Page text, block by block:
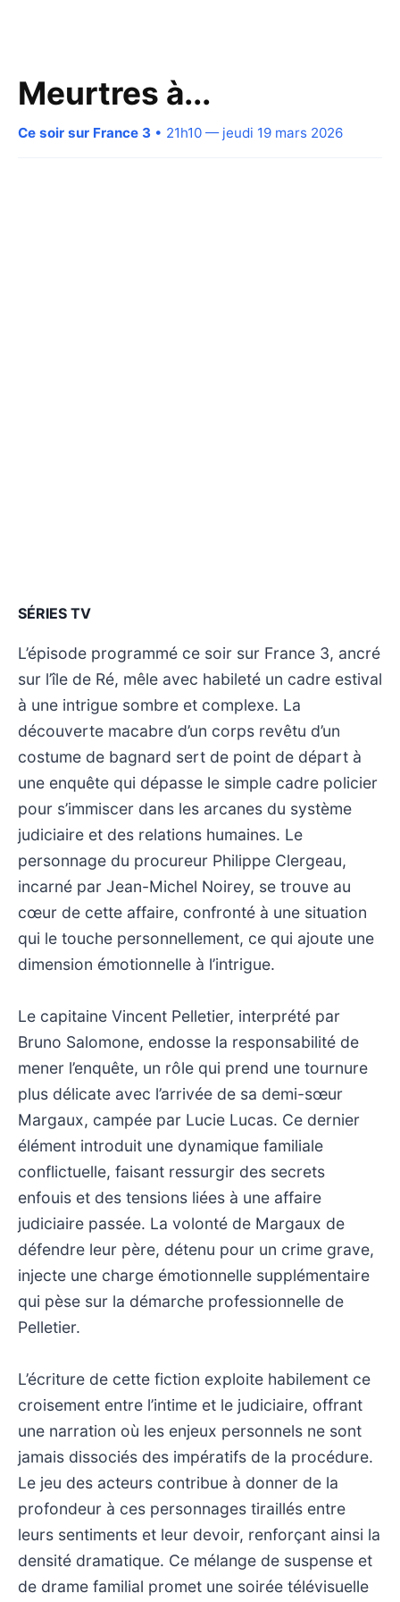
Meurtres à...
Ce soir sur France 3 • 21h10 — jeudi 19 mars 2026
SÉRIES TV
L’épisode programmé ce soir sur France 3, ancré
sur l’île de Ré, mêle avec habileté un cadre estival
à une intrigue sombre et complexe. La
découverte macabre d’un corps revêtu d’un
costume de bagnard sert de point de départ à
une enquête qui dépasse le simple cadre policier
pour s’immiscer dans les arcanes du système
judiciaire et des relations humaines. Le
personnage du procureur Philippe Clergeau,
incarné par Jean-Michel Noirey, se trouve au
cœur de cette affaire, confronté à une situation
qui le touche personnellement, ce qui ajoute une
dimension émotionnelle à l’intrigue.
Le capitaine Vincent Pelletier, interprété par
Bruno Salomone, endosse la responsabilité de
mener l’enquête, un rôle qui prend une tournure
plus délicate avec l’arrivée de sa demi-sœur
Margaux, campée par Lucie Lucas. Ce dernier
élément introduit une dynamique familiale
conflictuelle, faisant ressurgir des secrets
enfouis et des tensions liées à une affaire
judiciaire passée. La volonté de Margaux de
défendre leur père, détenu pour un crime grave,
injecte une charge émotionnelle supplémentaire
qui pèse sur la démarche professionnelle de
Pelletier.
L’écriture de cette fiction exploite habilement ce
croisement entre l’intime et le judiciaire, offrant
une narration où les enjeux personnels ne sont
jamais dissociés des impératifs de la procédure.
Le jeu des acteurs contribue à donner de la
profondeur à ces personnages tiraillés entre
leurs sentiments et leur devoir, renforçant ainsi la
densité dramatique. Ce mélange de suspense et
de drame familial promet une soirée télévisuelle